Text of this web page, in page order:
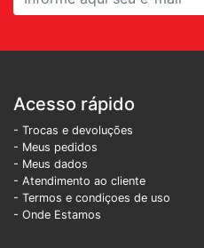
Acesso rápido
- Trocas e devoluções
- Meus pedidos
- Meus dados
- Atendimento ao cliente
- Termos e condiçoes de uso
- Onde Estamos